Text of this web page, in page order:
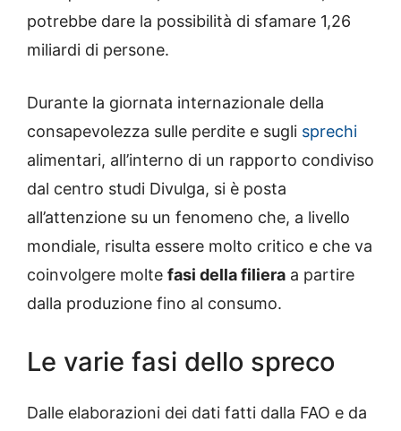
potrebbe dare la possibilità di sfamare 1,26
miliardi di persone.
Durante la giornata internazionale della
consapevolezza sulle perdite e sugli sprechi
alimentari, all’interno di un rapporto condiviso
dal centro studi Divulga, si è posta
all’attenzione su un fenomeno che, a livello
mondiale, risulta essere molto critico e che va
coinvolgere molte fasi della filiera a partire
dalla produzione fino al consumo.
Le varie fasi dello spreco
Dalle elaborazioni dei dati fatti dalla FAO e da